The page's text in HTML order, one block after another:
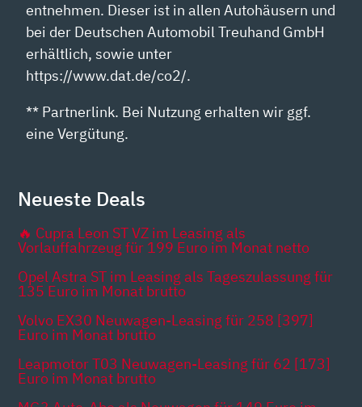
entnehmen. Dieser ist in allen Autohäusern und
bei der Deutschen Automobil Treuhand GmbH
erhältlich, sowie unter
https://www.dat.de/co2/.
** Partnerlink. Bei Nutzung erhalten wir ggf.
eine Vergütung.
Neueste Deals
🔥 Cupra Leon ST VZ im Leasing als
Vorlauffahrzeug für 199 Euro im Monat netto
Opel Astra ST im Leasing als Tageszulassung für
135 Euro im Monat brutto
Volvo EX30 Neuwagen-Leasing für 258 [397]
Euro im Monat brutto
Leapmotor T03 Neuwagen-Leasing für 62 [173]
Euro im Monat brutto